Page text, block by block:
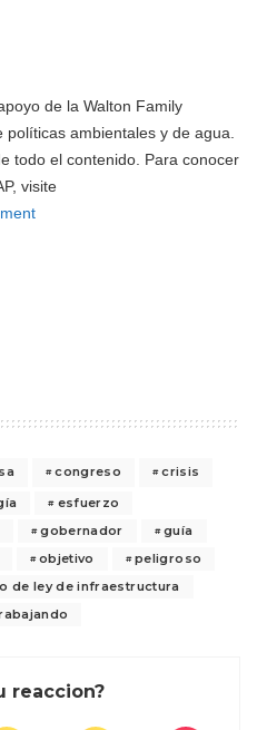
de la Walton Family
ambientales y de agua.
todo el contenido. Para conocer
visite
congreso
crisis
esfuerzo
gobernador
guía
objetivo
peligroso
de ley de infraestructura
reaccion?